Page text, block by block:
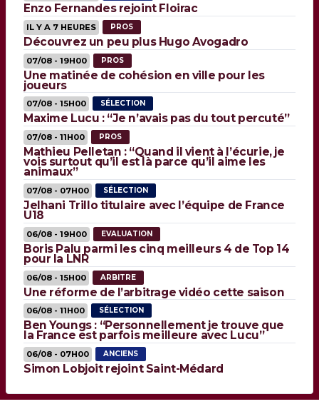
Enzo Fernandes rejoint Floirac
IL Y A 7 HEURES PROS
Découvrez un peu plus Hugo Avogadro
07/08 - 19H00 PROS
Une matinée de cohésion en ville pour les
joueurs
07/08 - 15H00 SÉLECTION
Maxime Lucu : “Je n’avais pas du tout percuté”
07/08 - 11H00 PROS
Mathieu Pelletan : “Quand il vient à l’écurie, je
vois surtout qu’il est là parce qu’il aime les
animaux”
07/08 - 07H00 SÉLECTION
Jelhani Trillo titulaire avec l’équipe de France
U18
06/08 - 19H00 EVALUATION
Boris Palu parmi les cinq meilleurs 4 de Top 14
pour la LNR
06/08 - 15H00 ARBITRE
Une réforme de l’arbitrage vidéo cette saison
06/08 - 11H00 SÉLECTION
Ben Youngs : “Personnellement je trouve que
la France est parfois meilleure avec Lucu”
06/08 - 07H00 ANCIENS
Simon Lobjoit rejoint Saint-Médard